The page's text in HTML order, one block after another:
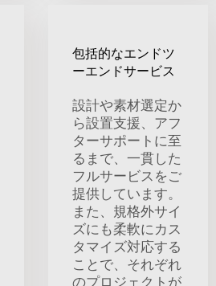
包括的なエンドツ
ーエンドサービス
設計や素材選定か
ら設置支援、アフ
ターサポートに至
るまで、一貫した
フルサービスをご
提供しています。
また、規格外サイ
ズにも柔軟にカス
タマイズ対応する
ことで、それぞれ
のプロジェクトが